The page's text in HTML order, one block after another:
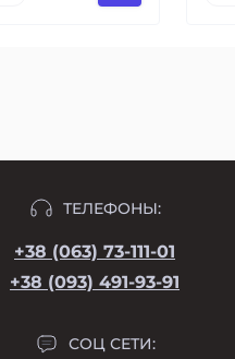
ТЕЛЕФОНЫ:
+38 (063) 73-111-01
+38 (093) 491-93-91
СОЦ СЕТИ: